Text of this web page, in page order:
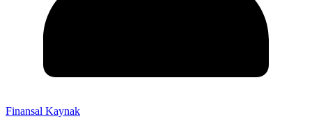
Finansal Kaynak